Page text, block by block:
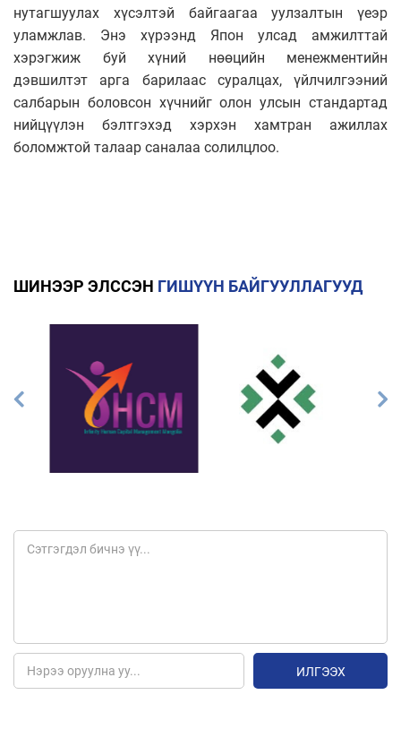
нутагшуулах хүсэлтэй байгаагаа уулзалтын үеэр
уламжлав. Энэ хүрээнд Япон улсад амжилттай
хэрэгжиж буй хүний нөөцийн менежментийн
дэвшилтэт арга барилаас суралцах, үйлчилгээний
салбарын боловсон хүчнийг олон улсын стандартад
нийцүүлэн бэлтгэхэд хэрхэн хамтран ажиллах
боломжтой талаар саналаа солилцлоо.
ШИНЭЭР ЭЛССЭН ГИШҮҮН БАЙГУУЛЛАГУУД
ИЛГЭЭХ